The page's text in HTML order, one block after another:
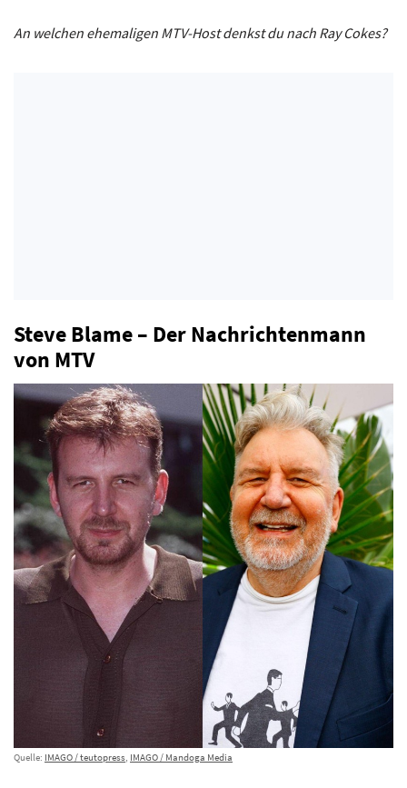
An welchen ehemaligen MTV-Host denkst du nach Ray Cokes?
Steve Blame – Der Nachrichtenmann
von MTV
Quelle: IMAGO / teutopress, IMAGO / Mandoga Media